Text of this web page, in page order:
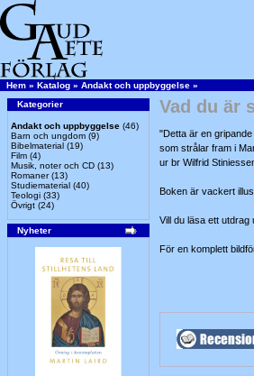
Hem » Katalog » Andakt och uppbyggelse »
Kategorier
Andakt och uppbyggelse (46)
Barn och ungdom (9)
Bibelmaterial (19)
Film (4)
Musik, noter och CD (13)
Romaner(13)
Studiematerial (40)
Teologi (33)
Övrigt (24)
Nyheter
Vad du är
"Detta är en
som strålar fram i
ur br Wilfrid
Boken är vackert
Vill du läsa ett utdrag
För en komplett